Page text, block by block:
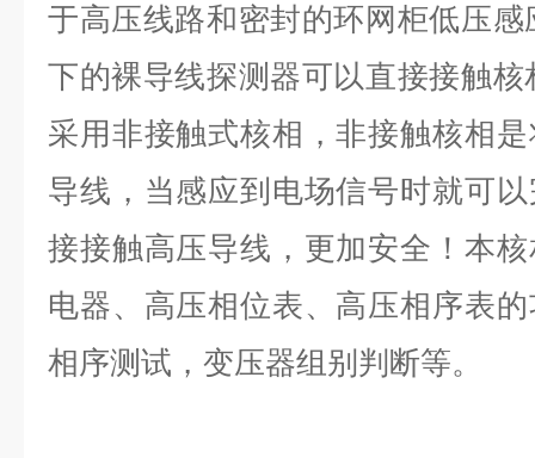
于高压线路和密封的环网柜低压
下的裸导线探测器可以直接接触
采用非接触式核相，非接触核相
导线，当感应到电场信号时就可
接接触高压导线，更加安全！本
电器、高压相位表、高压相序表
相序测试，变压器组别判断等。